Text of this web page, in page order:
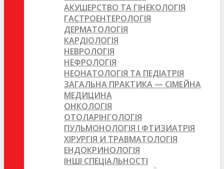
АКУШЕРСТВО ТА ГІНЕКОЛОГІЯ
ГАСТРОЕНТЕРОЛОГІЯ
ДЕРМАТОЛОГІЯ
КАРДІОЛОГІЯ
НЕВРОЛОГІЯ
НЕФРОЛОГІЯ
НЕОНАТОЛОГІЯ ТА ПЕДІАТРІЯ
ЗАГАЛЬНА ПРАКТИКА — СІМЕЙНА
МЕДИЦИНА
ОНКОЛОГІЯ
ОТОЛАРІНГОЛОГІЯ
ПУЛЬМОНОЛОГІЯ І ФТИЗИАТРІЯ
ХІРУРГІЯ И ТРАВМАТОЛОГІЯ
ЕНДОКРИНОЛОГІЯ
ІНШІ СПЕЦІАЛЬНОСТІ